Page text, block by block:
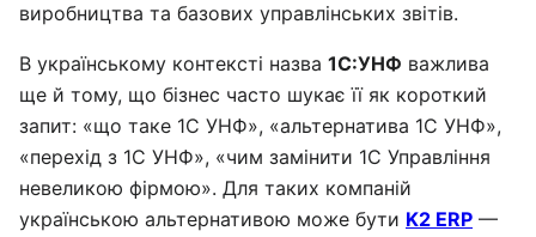
виробництва та базових управлінських звітів.
В українському контексті назва 1С:УНФ важлива
ще й тому, що бізнес часто шукає її як короткий
запит: «що таке 1С УНФ», «альтернатива 1С УНФ»,
«перехід з 1С УНФ», «чим замінити 1С Управління
невеликою фірмою». Для таких компаній
українською альтернативою може бути K2 ERP —